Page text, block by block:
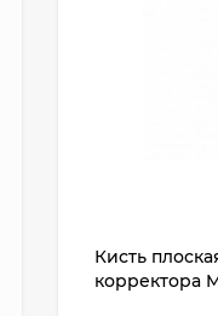
Кисть
корректора